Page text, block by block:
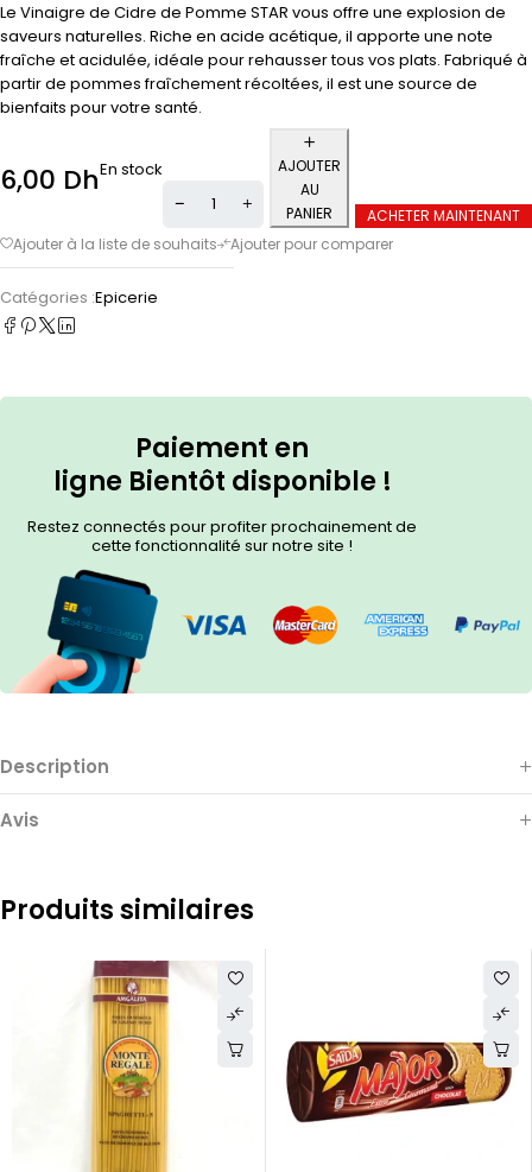
Le Vinaigre de Cidre de Pomme STAR vous offre une explosion de
saveurs naturelles. Riche en acide acétique, il apporte une note
fraîche et acidulée, idéale pour rehausser tous vos plats. Fabriqué à
partir de pommes fraîchement récoltées, il est une source de
bienfaits pour votre santé.
6,00 DhEn stock
AJOUTER
AU
PANIER
ACHETER MAINTENANT
Catégories :Epicerie
Paiement en
ligne Bientôt disponible !
Restez connectés pour profiter prochainement de
cette fonctionnalité sur notre site !
Description
Avis
Produits similaires